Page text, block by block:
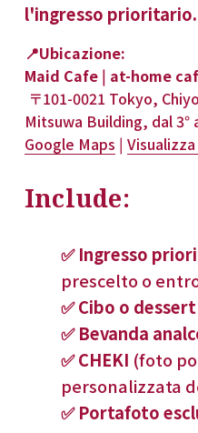
l'ingresso prioritario.
📍Ubicazione:
Maid Cafe | at-home
Mitsuwa Building, dal 3°
Google Maps |
Include:
✅ Ingresso
prescelto o
✅ Cibo o
✅ Bevanda
✅ CHEKI (foto
personalizzata
✅ Portafoto